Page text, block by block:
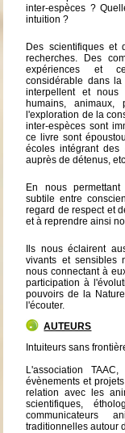
inter-espèces ?
intuition ?
Des scientifiques et
recherches. Des
expériences et
considérable dans
interpellent et
humains, animaux,
l'exploration de la
inter-espèces sont
ce livre sont
écoles intégrant des
auprès de détenus, etc.
En nous
subtile entre
regard de respect et
et à reprendre ainsi
Ils nous éclairent
vivants et sensibles
nous connectant à
participation à
pouvoirs de la
l'écouter.
AUTEURS
Intuiteurs sans
L'association
évènements et
relation avec les
scientifiques,
communicateurs
traditionnelles autour